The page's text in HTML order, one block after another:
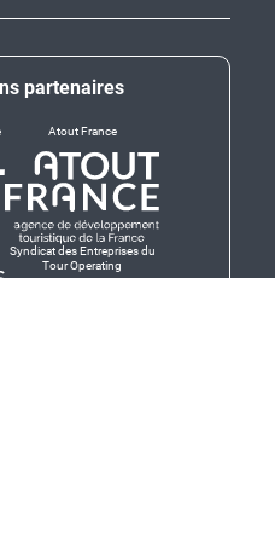
partenaires
Atout France
Syndicat des Entreprises du
Tour Operating